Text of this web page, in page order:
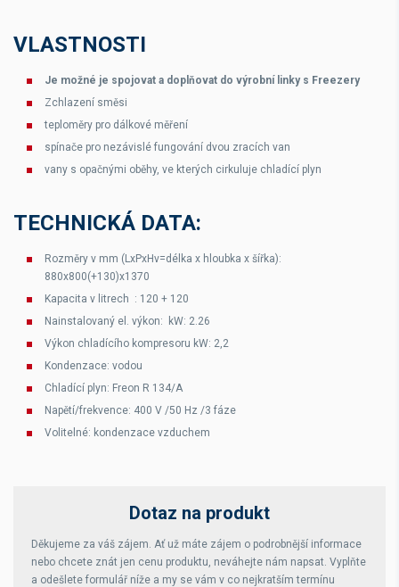
VLASTNOSTI
Je možné je spojovat a doplňovat do výrobní linky s Freezery
Zchlazení směsi
teploměry pro dálkové měření
spínače pro nezávislé fungování dvou zracích van
vany s opačnými oběhy, ve kterých cirkuluje chladící plyn
TECHNICKÁ DATA:
Rozměry v mm (LxPxHv=délka x hloubka x šířka):
880x800(+130)x1370
Kapacita v litrech : 120 + 120
Nainstalovaný el. výkon: kW: 2.26
Výkon chladícího kompresoru kW: 2,2
Kondenzace: vodou
Chladící plyn: Freon R 134/A
Napětí/frekvence: 400 V /50 Hz /3 fáze
Volitelné: kondenzace vzduchem
Dotaz na produkt
Děkujeme za váš zájem. Ať už máte zájem o podrobnější informace
nebo chcete znát jen cenu produktu, neváhejte nám napsat. Vyplňte
a odešlete formulář níže a my se vám v co nejkratším termínu